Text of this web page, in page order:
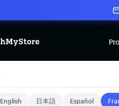
English 日本語 Español